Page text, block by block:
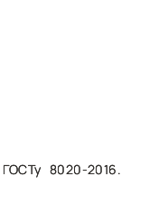
8020-2016.